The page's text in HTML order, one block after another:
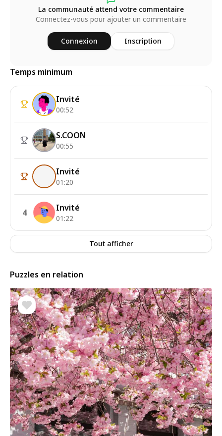
La communauté attend votre commentaire
Connectez-vous pour ajouter un commentaire
Connexion Inscription
Temps minimum
Invité
00:52
S.COON
00:55
Invité
01:20
4 Invité
01:22
Tout afficher
Puzzles en relation